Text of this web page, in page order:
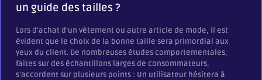
un guide des tailles ?
Lors d’achat d’un vêtement ou autre article de mode, il est
évident que le choix de la bonne taille sera primordial aux
yeux du client. De nombreuses études comportementales,
faites sur des échantillons larges de consommateurs,
s’accordent sur plusieurs points : Un utilisateur hésitera à